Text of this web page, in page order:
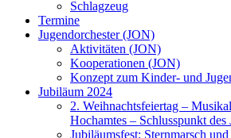
Schlagzeug
Termine
Jugendorchester (JON)
Aktivitäten (JON)
Kooperationen (JON)
Konzept zum Kinder- und
Jubiläum 2024
2. Weihnachtsfeiertag –
Hochamtes – Schlusspunkt des
Jubiläumsfest: Sternmarsch